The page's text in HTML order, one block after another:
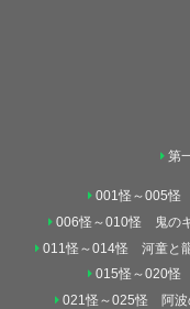
第
001怪～005怪
006怪～010怪 鬼の
011怪～014怪 河童と
015怪～020怪
021怪～025怪 阿波